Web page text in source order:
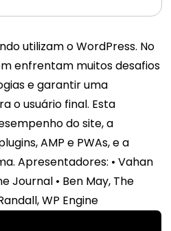
utilizam o WordPress. No
enfrentam muitos desafios
e garantir uma
o usuário final. Esta
do site, a
AMP e PWAs, e a
Apresentadores: • Vahan
Journal • Ben May, The
WP Engine